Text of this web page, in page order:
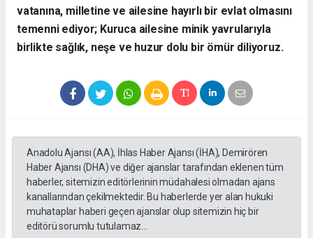
vatanına, milletine ve ailesine hayırlı bir evlat olmasını
temenni ediyor; Kuruca ailesine minik yavrularıyla
birlikte sağlık, neşe ve huzur dolu bir ömür diliyoruz.
Anadolu Ajansı (AA), İhlas Haber Ajansı (İHA), Demirören
Haber Ajansı (DHA) ve diğer ajanslar tarafından eklenen tüm
haberler, sitemizin editörlerinin müdahalesi olmadan ajans
kanallarından çekilmektedir. Bu haberlerde yer alan hukuki
muhataplar haberi geçen ajanslar olup sitemizin hiç bir
editörü sorumlu tutulamaz...